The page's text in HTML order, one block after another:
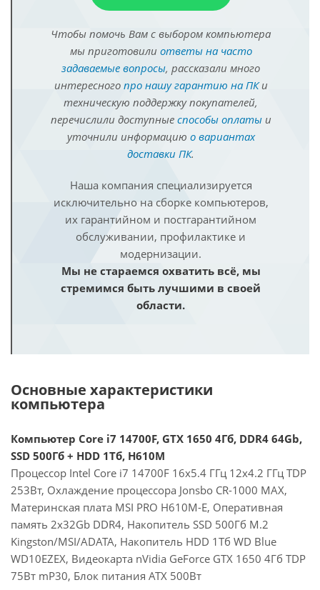
Чтобы помочь Вам с выбором компьютера
мы приготовили ответы на часто
задаваемые вопросы, рассказали много
интересного про нашу гарантию на ПКи
техническую поддержку покупателей,
перечислили доступные способы оплатыи
уточнили информацию о вариантах
доставки ПК.
Наша компания специализируется
исключительно на сборке компьютеров,
их гарантийном и постгарантийном
обслуживании, профилактике и
модернизации.
Мы не стараемся охватить всё, мы
стремимся быть лучшими в своей
области.
Основные характеристики
компьютера
Компьютер Core i7 14700F, GTX 1650 4Гб, DDR4 64Gb,
SSD 500Гб + HDD 1Тб, H610M
Процессор Intel Core i7 14700F 16x5.4 ГГц 12x4.2 ГГц TDP
253Вт, Охлаждение процессора Jonsbo CR-1000 MAX,
Материнская плата MSI PRO H610M-E, Оперативная
память 2x32Gb DDR4, Накопитель SSD 500Гб M.2
Kingston/MSI/ADATA, Накопитель HDD 1Тб WD Blue
WD10EZEX, Видеокарта nVidia GeForce GTX 1650 4Гб TDP
75Вт mP30, Блок питания ATX 500Вт